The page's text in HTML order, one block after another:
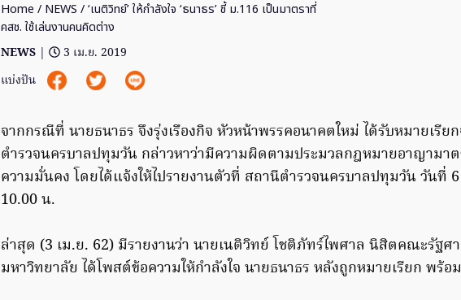
Home / NEWS / ‘เนติวิทย์’ ให้กำลังใจ ‘ธนาธร’ ชี้ ม.116 เป็นมาตราที่
คสช. ใช้เล่นงานคนคิดต่าง
NEWS |
3 เม.ย. 2019
แบ่งปัน
จากกรณีที่ นายธนาธร จึงรุ่งเรืองกิจ หัวหน้าพรรคอนาคตใหม่ ได้รับหมายเรีย
ตำรวจนครบาลปทุมวัน กล่าวหาว่ามีความผิดตามประมวลกฎหมายอาญามา
ความมั่นคง โดยได้แจ้งให้ไปรายงานตัวที่ สถานีตำรวจนครบาลปทุมวัน วันที่
10.00 น.
ล่าสุด (3 เม.ย. 62) มีรายงานว่า นายเนติวิทย์ โชติภัทร์ไพศาล นิสิตคณะรัฐ
มหาวิทยาลัย ได้โพสต์ข้อความให้กำลังใจ นายธนาธร หลังถูกหมายเรียก พร้อ